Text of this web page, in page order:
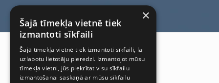
×
Šajā tīmekļa vietnē tiek
izmantoti sīkfaili
Šajā tīmekļa vietnē tiek izmantoti sīkfaili, lai
uzlabotu lietotāju pieredzi. Izmantojot mūsu
tīmekļa vietni, jūs piekrītat visu sīkfailu
izmantošanai saskaņā ar mūsu sīkfailu